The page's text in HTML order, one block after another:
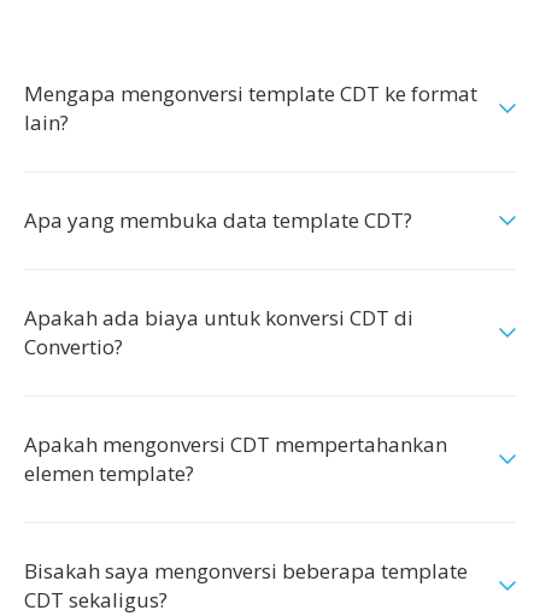
Mengapa mengonversi template CDT ke format
lain?
Apa yang membuka data template CDT?
Apakah ada biaya untuk konversi CDT di
Convertio?
Apakah mengonversi CDT mempertahankan
elemen template?
Bisakah saya mengonversi beberapa template
CDT sekaligus?